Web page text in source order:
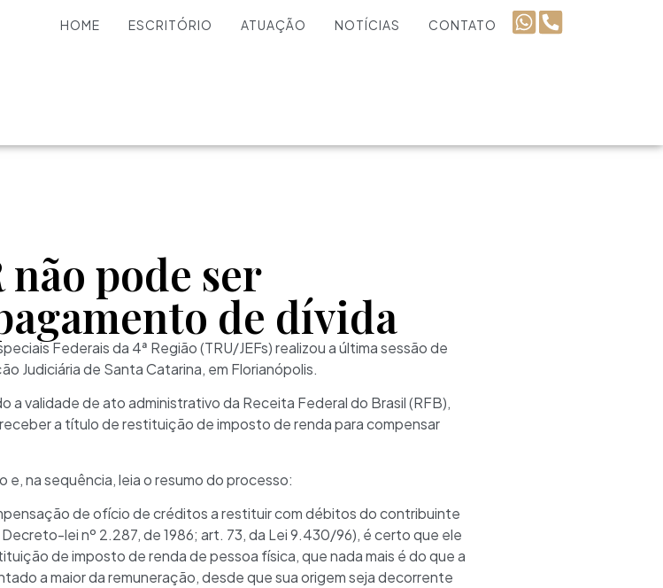
HOME ESCRITÓRIO ATUAÇÃO NOTÍCIAS CONTATO
pode ser
de dívida
Federais da 4ª Região (TRU/JEFs) realizou a última sessão de
Judiciária de Santa Catarina, em Florianópolis.
a validade de ato administrativo da Receita Federal do Brasil (RFB),
a título de restituição de imposto de renda para compensar
e, na sequência, leia o resumo do processo:
de ofício de créditos a restituir com débitos do contribuinte
Decreto-lei nº 2.287, de 1986; art. 73, da Lei 9.430/96), é certo que ele
de imposto de renda de pessoa física, que nada mais é do que a
a maior da remuneração, desde que sua origem seja decorrente